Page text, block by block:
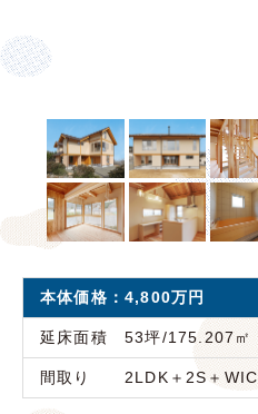
本体価格：4,800万円
延床面積 53坪/175.207㎡
間取り 2LDK＋2S＋WIC